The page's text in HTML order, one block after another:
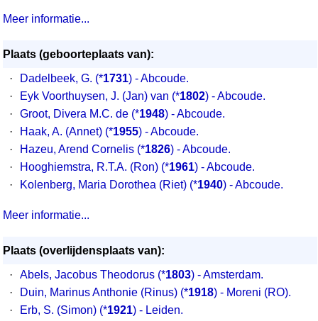
Meer informatie...
Plaats (geboorteplaats van):
·
Dadelbeek, G. (*1731) - Abcoude.
·
Eyk Voorthuysen, J. (Jan) van (*1802) - Abcoude.
·
Groot, Divera M.C. de (*1948) - Abcoude.
·
Haak, A. (Annet) (*1955) - Abcoude.
·
Hazeu, Arend Cornelis (*1826) - Abcoude.
·
Hooghiemstra, R.T.A. (Ron) (*1961) - Abcoude.
·
Kolenberg, Maria Dorothea (Riet) (*1940) - Abcoude.
Meer informatie...
Plaats (overlijdensplaats van):
·
Abels, Jacobus Theodorus (*1803) - Amsterdam.
·
Duin, Marinus Anthonie (Rinus) (*1918) - Moreni (RO).
·
Erb, S. (Simon) (*1921) - Leiden.